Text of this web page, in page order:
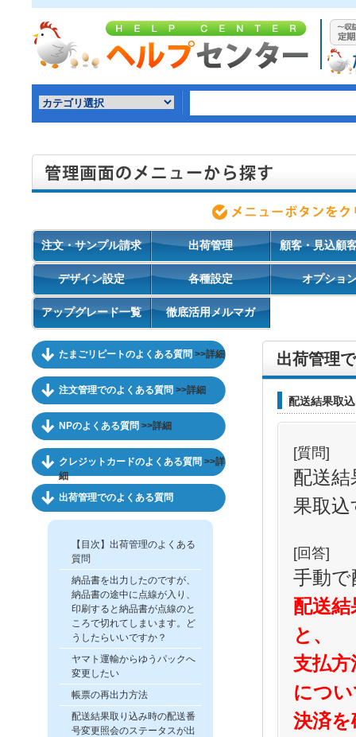
注文・サンプル請求 出荷管理 顧客・見込顧
デザイン設定 各種設定 オプショ
アップグレード一覧 徹底活用メルマガ
たまごリピートのよくある質問 >>詳細
注文管理でのよくある質問 >>詳細
NPのよくある質問 >>詳細
クレジットカードのよくある質問 >>詳
細
出荷管理でのよくある質問
【目次】出荷管理のよくある
質問
納品書を出力したのですが、
納品書の途中に点線が入り、
印刷すると納品書が点線のと
ころで切れてしまいます。ど
うしたらいいですか？
ヤマト運輸からゆうパックへ
変更したい
帳票の再出力方法
配送結果取り込み時の配送番
号変更照会のステータスが出
出荷管理
配送結果取
[質問]
配送
果取
[回答]
手動
配送
と、
支払
につ
決済